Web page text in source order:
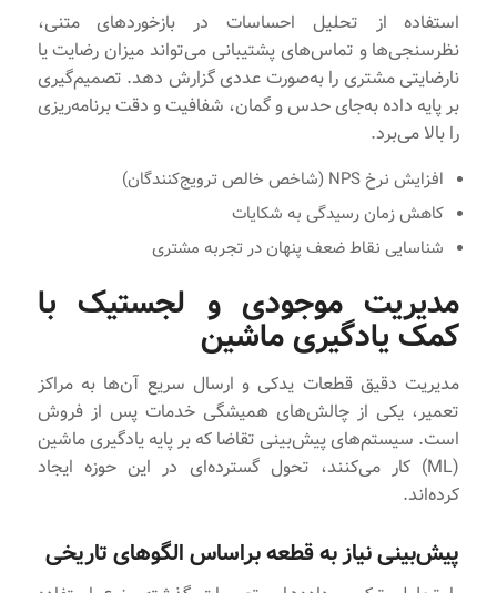
استفاده از تحلیل احساسات در بازخوردهای متنی،
نظرسنجی‌ها و تماس‌های پشتیبانی می‌تواند میزان رضایت یا
نارضایتی مشتری را به‌صورت عددی گزارش دهد. تصمیم‌گیری
بر پایه داده به‌جای حدس و گمان، شفافیت و دقت برنامه‌ریزی
را بالا می‌برد.
افزایش نرخ NPS (شاخص خالص ترویج‌کنندگان)
کاهش زمان رسیدگی به شکایات
شناسایی نقاط ضعف پنهان در تجربه مشتری
مدیریت موجودی و لجستیک با
کمک یادگیری ماشین
مدیریت دقیق قطعات یدکی و ارسال سریع آن‌ها به مراکز
تعمیر، یکی از چالش‌های همیشگی خدمات پس از فروش
است. سیستم‌های پیش‌بینی تقاضا که بر پایه یادگیری ماشین
(ML) کار می‌کنند، تحول گسترده‌ای در این حوزه ایجاد
کرده‌اند.
پیش‌بینی نیاز به قطعه براساس الگوهای تاریخی